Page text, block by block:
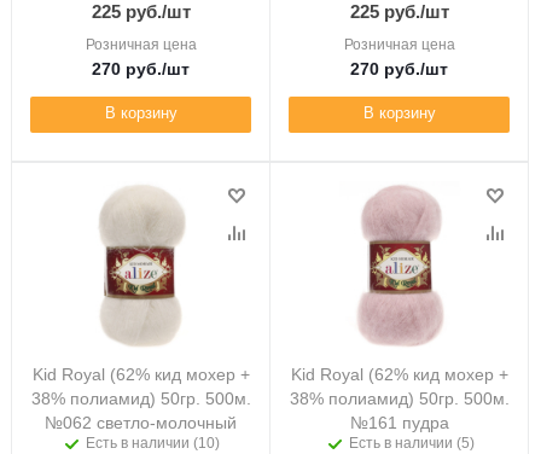
225руб./шт
Розничная цена
270 руб./шт
В корзину
225руб./шт
Розничная цена
270 руб./шт
В корзину
Kid Royal (62% кид мохер +
38% полиамид) 50гр. 500м.
№062 светло-молочный
Есть в наличии (10)
Kid Royal (62% кид мохер +
38% полиамид) 50гр. 500м.
№161 пудра
Есть в наличии (5)